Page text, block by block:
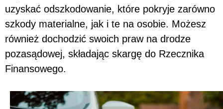
uzyskać odszkodowanie, które pokryje zarówno
szkody materialne, jak i te na osobie. Możesz
również dochodzić swoich praw na drodze
pozasądowej, składając skargę do Rzecznika
Finansowego.